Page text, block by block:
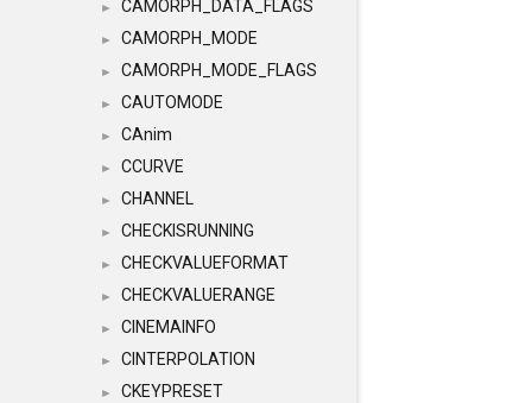
► CAMORPH_DATA_FLAGS
► CAMORPH_MODE
► CAMORPH_MODE_FLAGS
► CAUTOMODE
► CAnim
► CCURVE
► CHANNEL
► CHECKISRUNNING
► CHECKVALUEFORMAT
► CHECKVALUERANGE
► CINEMAINFO
► CINTERPOLATION
► CKEYPRESET